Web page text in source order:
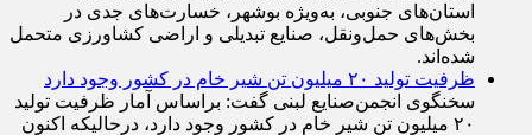
استان‌های جنوبی، به‌ویژه بوشهر، خسارت‌های جدی در
بخش‌های حمل‌ونقل، صنایع تبدیلی و اراضی کشاورزی متحمل
شده‌اند.
ظرفیت تولید ۲۰ میلیون تن شیر خام در کشور وجود دارد
سخنگوی انجمن‌صنایع لبنی گفت: براساس آمار ظرفیت تولید
۲۰ میلیون تن شیر خام در کشور وجود دارد، درحالیکه اکنون